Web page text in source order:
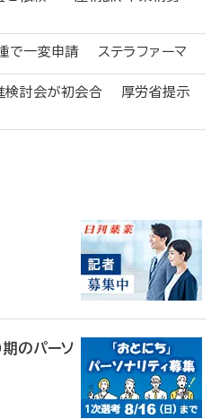
で一変申請 ステラファーマ
検討会が初会合 厚労省提示
のパーソ